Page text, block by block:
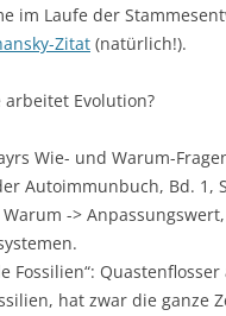
im Laufe der
Zitat (natürlich!).
arbeitet Evolution?
Wie- und Warum-
Autoimmunbuch, Bd. 1,
Warum ->
Fossilien“:
hat zwar die ganze